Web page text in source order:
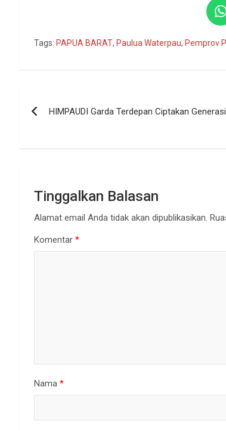
Tags: PAPUA BARAT, Paulua Waterpau, Pemprov
pos
HIMPAUDI Garda Terdepan Ciptakan
Tinggalkan Balasan
Alamat email Anda tidak akan dipublikasikan.
Komentar *
Nama *